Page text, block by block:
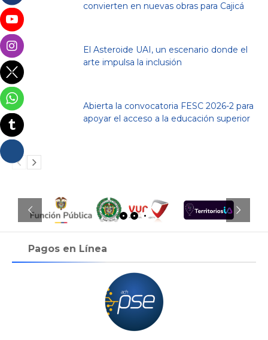
convierten en nuevas obras para Cajicá
El Asteroide UAI, un escenario donde el
arte impulsa la inclusión
Abierta la convocatoria FESC 2026-2 para
apoyar el acceso a la educación superior
Pagos en Línea